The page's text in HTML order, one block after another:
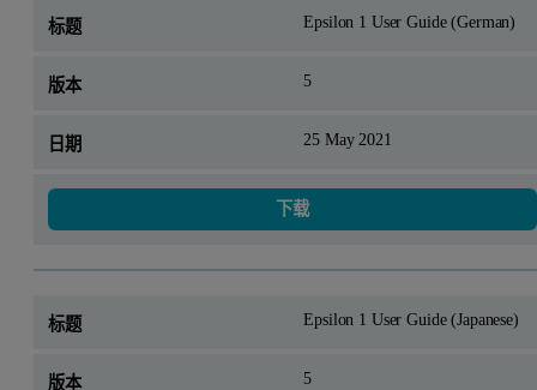
Epsilon 1 User Guide (German)
5
25 May 2021
下载
Epsilon 1 User Guide (Japanese)
5